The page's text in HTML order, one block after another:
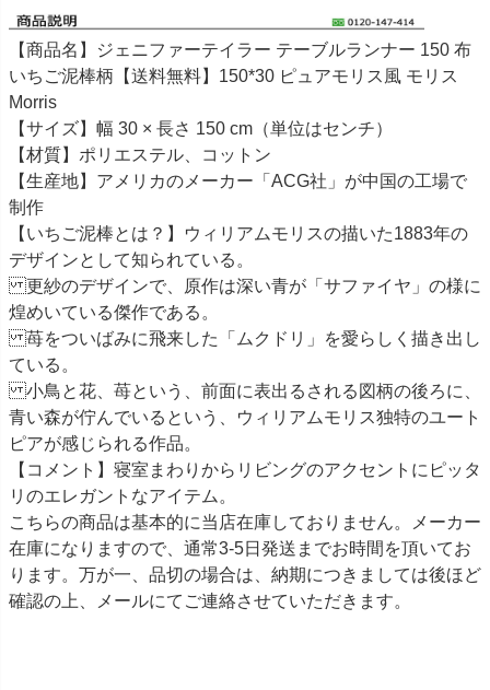
【商品名】ジェニファーテイラー テーブルランナー 150 布
いちご泥棒柄【送料無料】150*30 ピュアモリス風 モリス
Morris
【サイズ】幅 30 × 長さ 150 cm（単位はセンチ）
【材質】ポリエステル、コットン
【生産地】アメリカのメーカー「ACG社」が中国の工場で
制作
【いちご泥棒とは？】ウィリアムモリスの描いた1883年の
デザインとして知られている。
更紗のデザインで、原作は深い青が「サファイヤ」の様に
煌めいている傑作である。
苺をついばみに飛来した「ムクドリ」を愛らしく描き出し
ている。
小鳥と花、苺という、前面に表出るされる図柄の後ろに、
青い森が佇んでいるという、ウィリアムモリス独特のユート
ピアが感じられる作品。
【コメント】寝室まわりからリビングのアクセントにピッタ
リのエレガントなアイテム。
こちらの商品は基本的に当店在庫しておりません。メーカー
在庫になりますので、通常3-5日発送までお時間を頂いてお
ります。万が一、品切の場合は、納期につきましては後ほど
確認の上、メールにてご連絡させていただきます。